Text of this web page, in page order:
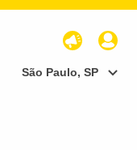
São Paulo, SP